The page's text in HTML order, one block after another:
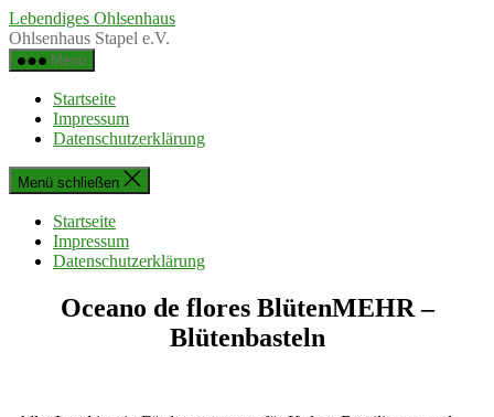
Zum
Inhalt
springen
Lebendiges Ohlsenhaus
Ohlsenhaus Stapel e.V.
Menü
Startseite
Impressum
Datenschutzerklärung
Menü schließen
Startseite
Impressum
Datenschutzerklärung
Oceano de flores BlütenMEHR –
Blütenbasteln